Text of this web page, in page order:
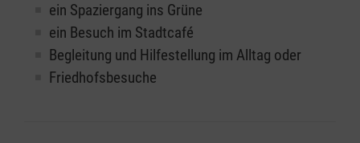
ein Spaziergang ins Grüne
ein Besuch im Stadtcafé
Begleitung und Hilfestellung im Alltag oder
Friedhofsbesuche